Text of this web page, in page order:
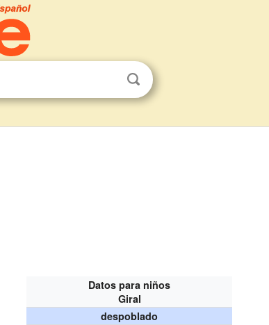
Datos para niños
Giral
despoblado